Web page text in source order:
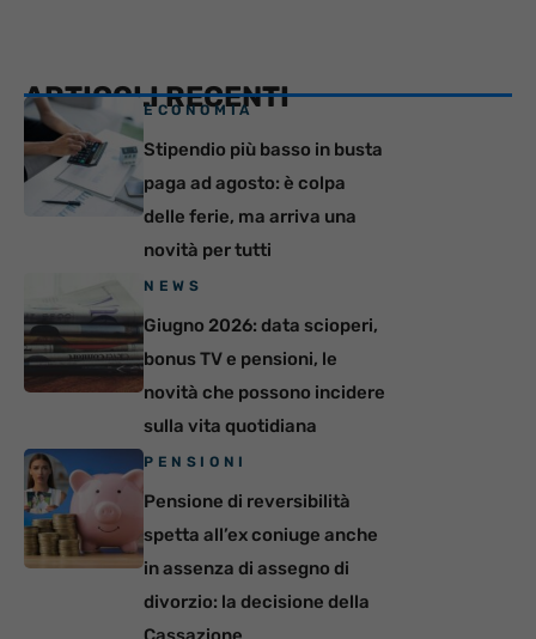
ARTICOLI RECENTI
ECONOMIA
Stipendio più basso in busta
paga ad agosto: è colpa
delle ferie, ma arriva una
novità per tutti
NEWS
Giugno 2026: data scioperi,
bonus TV e pensioni, le
novità che possono incidere
sulla vita quotidiana
PENSIONI
Pensione di reversibilità
spetta all’ex coniuge anche
in assenza di assegno di
divorzio: la decisione della